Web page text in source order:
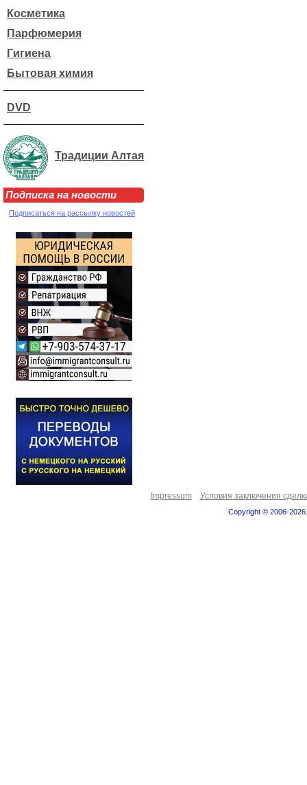
Косметика
Парфюмерия
Гигиена
Бытовая химия
DVD
Традиции Алтая
Подписка на новости
Подписаться на рассылку новостей
Impressum Условия заключения
Copyright © 2006-